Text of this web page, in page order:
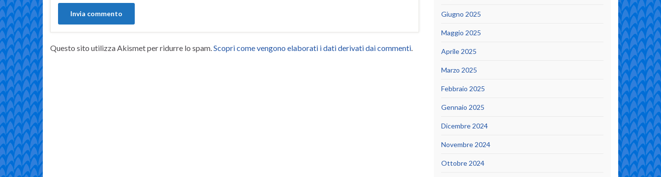
Questo sito utilizza Akismet per ridurre lo spam.Scopri come vengono elaborati i dati derivati dai commenti.
Giugno 2025
Maggio 2025
Aprile 2025
Marzo 2025
Febbraio 2025
Gennaio 2025
Dicembre 2024
Novembre 2024
Ottobre 2024